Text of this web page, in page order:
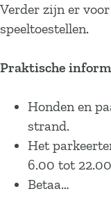
Verder zijn er
speeltoestellen.
Praktische
Honden en
strand.
Het
6.00 tot
Betaa…